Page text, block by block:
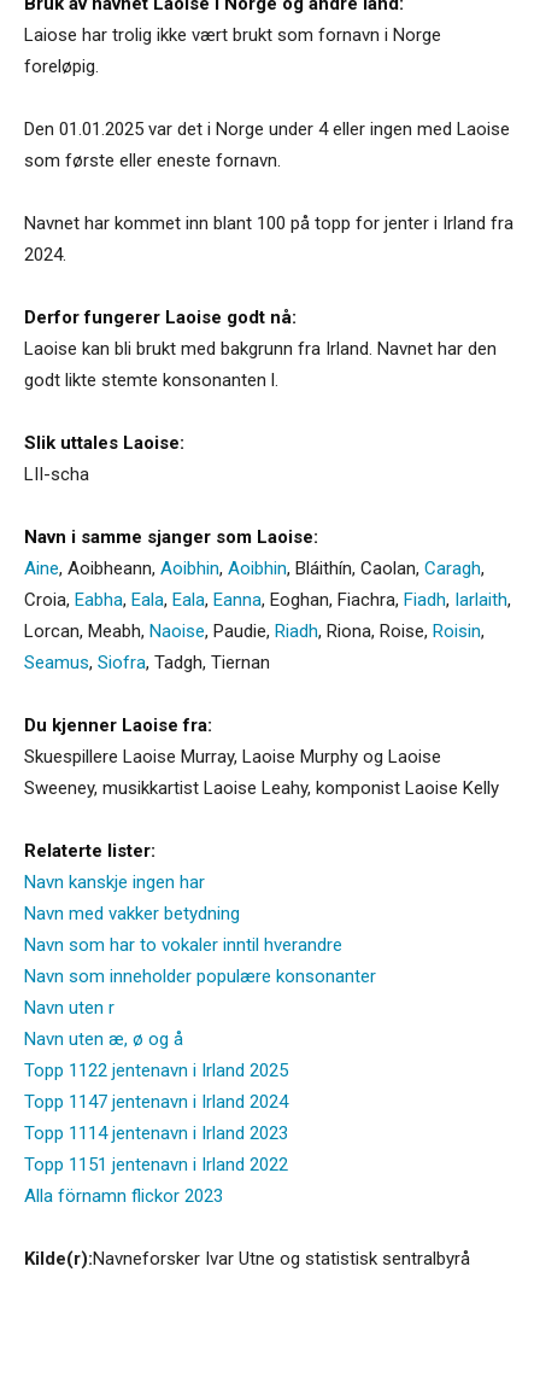
Laiose har trolig ikke vært brukt som fornavn i Norge
foreløpig.
Den 01.01.2025 var det i Norge under 4 eller ingen med Laoise
som første eller eneste fornavn.
Navnet har kommet inn blant 100 på topp for jenter i Irland fra
2024.
Derfor fungerer Laoise godt nå:
Laoise kan bli brukt med bakgrunn fra Irland. Navnet har den
godt likte stemte konsonanten l.
Slik uttales Laoise:
LII-scha
Navn i samme sjanger som Laoise:
Aine, Aoibheann, Aoibhin, Aoibhin, Bláithín, Caolan, Caragh,
Croia, Eabha, Eala, Eala, Eanna, Eoghan, Fiachra, Fiadh, Iarlaith,
Lorcan, Meabh, Naoise, Paudie, Riadh, Riona, Roise, Roisin,
Seamus, Siofra, Tadgh, Tiernan
Du kjenner Laoise fra:
Skuespillere Laoise Murray, Laoise Murphy og Laoise
Sweeney, musikkartist Laoise Leahy, komponist Laoise Kelly
Relaterte lister:
Navn kanskje ingen har
Navn med vakker betydning
Navn som har to vokaler inntil hverandre
Navn som inneholder populære konsonanter
Navn uten r
Navn uten æ, ø og å
Topp 1122 jentenavn i Irland 2025
Topp 1147 jentenavn i Irland 2024
Topp 1114 jentenavn i Irland 2023
Topp 1151 jentenavn i Irland 2022
Alla förnamn flickor 2023
Kilde(r):Navneforsker Ivar Utne og statistisk sentralbyrå